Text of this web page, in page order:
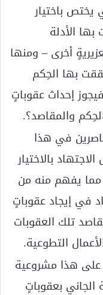
باختيار
الأدلة
أخرى – ومنها
بها الحِكم
إحداث عقوباتٍ
والمقاصد؟.
في هذا
بالاختيار
مما يفهم منه من
في إيجاد عقوباتٍ
تلك العقوبات
التطوعية.
على هذا مشروعية
بعقوباتٍ